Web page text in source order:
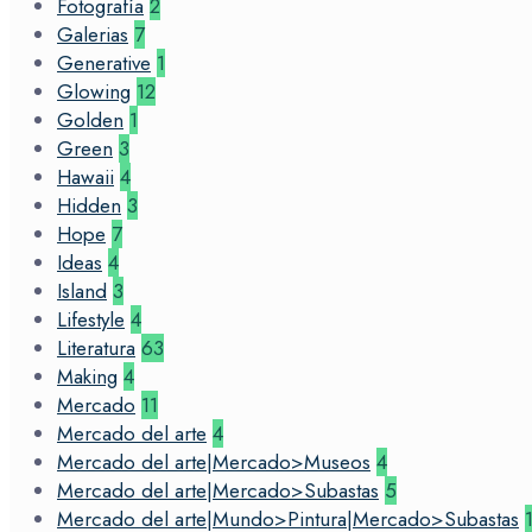
Fotografía 2
Galerias 7
Generative 1
Glowing 12
Golden 1
Green 3
Hawaii 4
Hidden 3
Hope 7
Ideas 4
Island 3
Lifestyle 4
Literatura 63
Making 4
Mercado 11
Mercado del arte 4
Mercado del arte|Mercado>Museos 4
Mercado del arte|Mercado>Subastas 5
Mercado del arte|Mundo>Pintura|Mercado>Subastas 1